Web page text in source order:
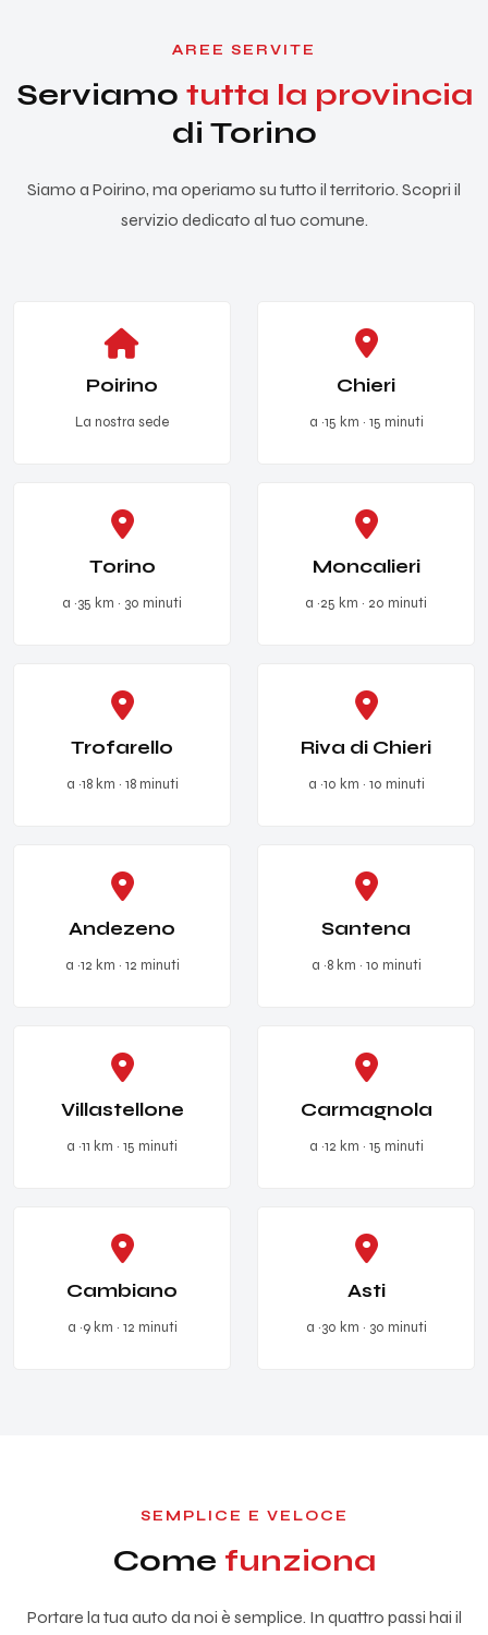
AREE SERVITE
Serviamo tutta la provincia
di Torino
Siamo a Poirino, ma operiamo su tutto il territorio. Scopri il
servizio dedicato al tuo comune.
Poirino
La nostra sede
Chieri
a ~15 km · 15 minuti
Torino
a ~35 km · 30 minuti
Moncalieri
a ~25 km · 20 minuti
Trofarello
a ~18 km · 18 minuti
Riva di Chieri
a ~10 km · 10 minuti
Andezeno
a ~12 km · 12 minuti
Santena
a ~8 km · 10 minuti
Villastellone
a ~11 km · 15 minuti
Carmagnola
a ~12 km · 15 minuti
Cambiano
a ~9 km · 12 minuti
Asti
a ~30 km · 30 minuti
SEMPLICE E VELOCE
Come funziona
Portare la tua auto da noi è semplice. In quattro passi hai il